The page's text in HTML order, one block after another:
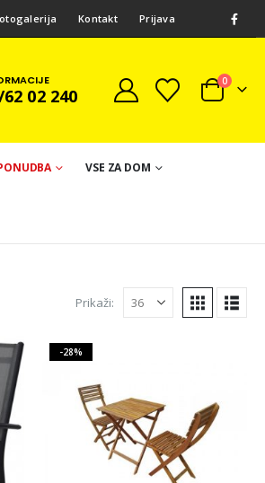
Kontakt Prijava
62 02 240
0
VSE ZA DOM
Prikaži:
-28%